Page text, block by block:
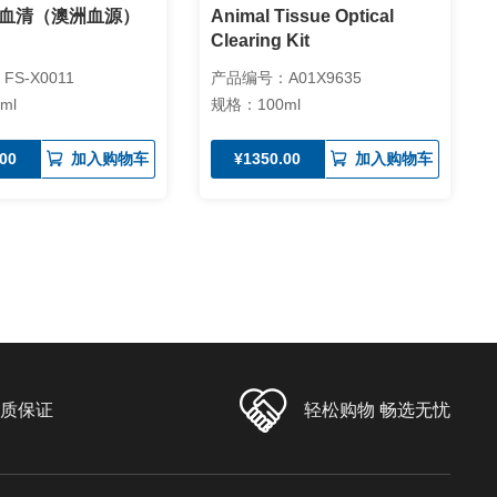
清（澳洲血源）
X0011
加入购物车
Animal Tissue Optical
Clearing Kit
产品编号：A01X9635
规格：100ml
¥1350.00 加入购物车
保证 轻松购物 畅选无忧